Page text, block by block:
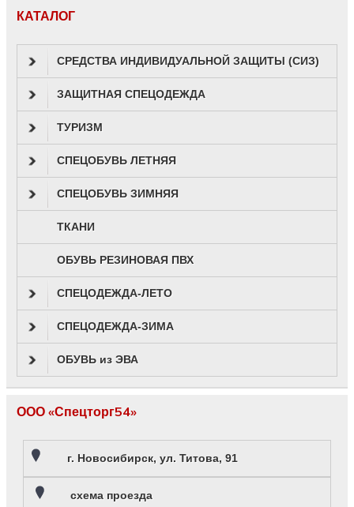
КАТАЛОГ
СРЕДСТВА ИНДИВИДУАЛЬНОЙ ЗАЩИТЫ (СИЗ)
ЗАЩИТНАЯ СПЕЦОДЕЖДА
ТУРИЗМ
СПЕЦОБУВЬ ЛЕТНЯЯ
СПЕЦОБУВЬ ЗИМНЯЯ
ТКАНИ
ОБУВЬ РЕЗИНОВАЯ ПВХ
СПЕЦОДЕЖДА-ЛЕТО
СПЕЦОДЕЖДА-ЗИМА
ОБУВЬ из ЭВА
ООО «Спецторг54»
г. Новосибирск, ул. Титова, 91
схема проезда